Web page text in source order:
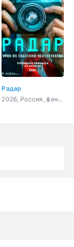
Радар
2026, Россия, фантастика, приключения, триллер